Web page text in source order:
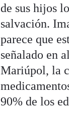
de sus hijos
salvación.
parece que
señalado en
Mariúpol, la
90% de los